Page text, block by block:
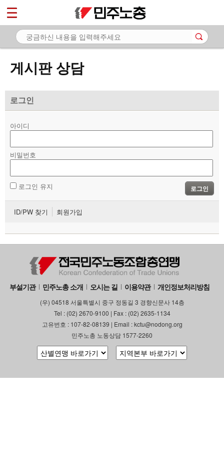
게시판 상담
로그인
아이디
비밀번호
로그인 유지 로그인
ID/PW 찾기 회원가입
부설기관 민주노총 소개 오시는 길 이용약관 개인정보처리방침
(우) 04518 서울특별시 중구 정동길 3 경향신문사 14층
Tel : (02) 2670-9100 | Fax : (02) 2635-1134
고유번호 : 107-82-08139 | Email : kctu@nodong.org
민주노총 노동상담 1577-2260
마이페이지
소개
노동상담
- 게시판 상담
- 바로보기
- 찾아보기
- 전국 노동상담소 안내
자료
부설기관